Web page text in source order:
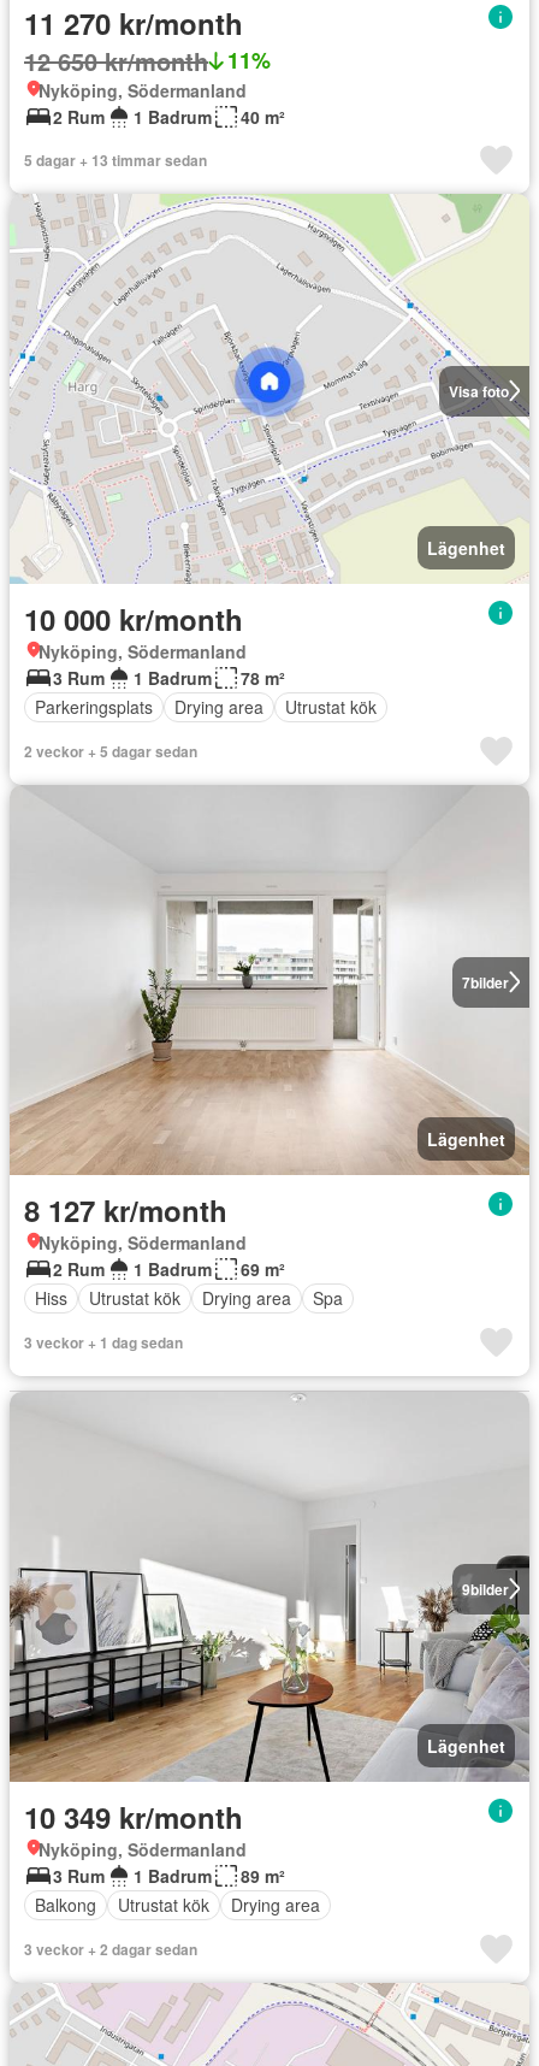
11 270 kr/month
12 650 kr/month 11%
Nyköping, Södermanland
2 Rum
1 Badrum 40 m²
5 dagar + 13 timmar sedan
Visa foto
Lägenhet
10 000 kr/month
Nyköping, Södermanland
3 Rum
1 Badrum
78 m²
Parkeringsplats
Drying area Utrustat kök
2 veckor + 5 dagar sedan
7bilder
Lägenhet
8 127 kr/month
Nyköping, Södermanland
2 Rum
1 Badrum
69 m²
Hiss
Utrustat kök Drying area Spa
3 veckor + 1 dag sedan
9bilder
Lägenhet
10 349 kr/month
Nyköping, Södermanland
3 Rum
1 Badrum
89 m²
Balkong
Utrustat kök Drying area
3 veckor + 2 dagar sedan